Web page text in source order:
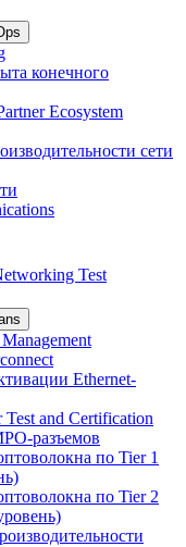
конечного
Ecosystem
сети
Test
Ethernet-
Test and Certification
разъемов
по Tier 1
по Tier 2